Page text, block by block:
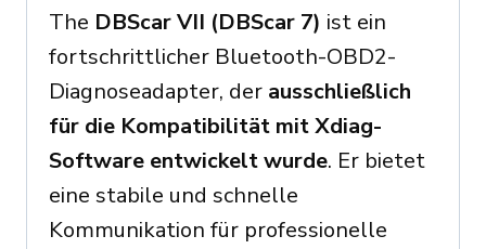
Powerful
All
Systems
For
X431
Menge
The DBScar VII (DBScar 7) ist ein
fortschrittlicher Bluetooth-OBD2-
Diagnoseadapter, der ausschließlich
für die Kompatibilität mit Xdiag-
Software entwickelt wurde. Er bietet
eine stabile und schnelle
Kommunikation für professionelle